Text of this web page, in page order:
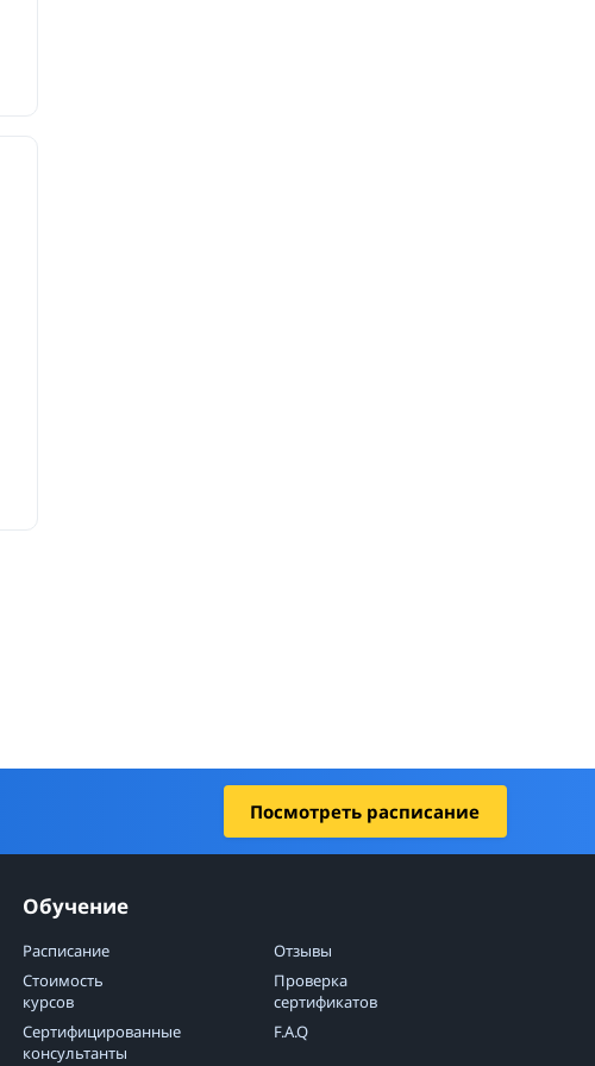
Посмотреть расписание
Обучение
Расписание
Отзывы
Стоимость
курсов
Проверка
сертификатов
Сертифицированные
консультанты
F.A.Q